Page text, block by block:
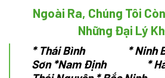
Ngoài Ra, Chúng Tôi
Những Đại Lý
*Thái Bình * Ninh
Sơn *Nam Định *